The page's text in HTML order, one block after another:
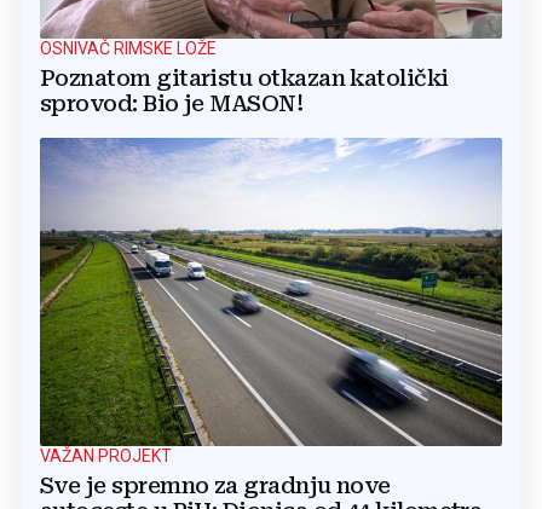
OSNIVAČ RIMSKE LOŽE
Poznatom gitaristu otkazan katolički
sprovod: Bio je MASON!
VAŽAN PROJEKT
Sve je spremno za gradnju nove